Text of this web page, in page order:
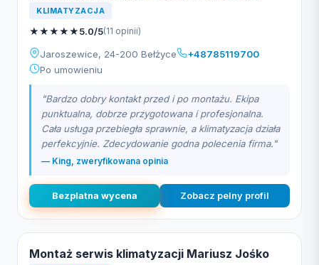
KLIMATYZACJA
★★★★★5.0/5(11 opinii)
Jaroszewice, 24-200 Bełżyce
+48785119700
Po umowieniu
"Bardzo dobry kontakt przed i po montażu. Ekipa
punktualna, dobrze przygotowana i profesjonalna.
Cała usługa przebiegła sprawnie, a klimatyzacja działa
perfekcyjnie. Zdecydowanie godna polecenia firma."
— King, zweryfikowana opinia
Bezplatna wycena Zobacz pelny profil
Montaż serwis klimatyzacji Mariusz Jośko